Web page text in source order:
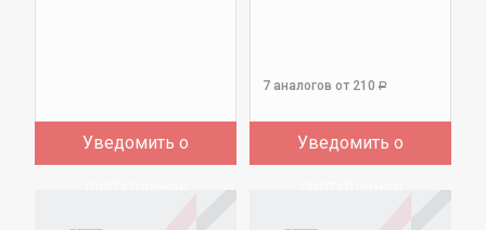
Уведомить о
7 аналогов от 210 Р
Уведомить о